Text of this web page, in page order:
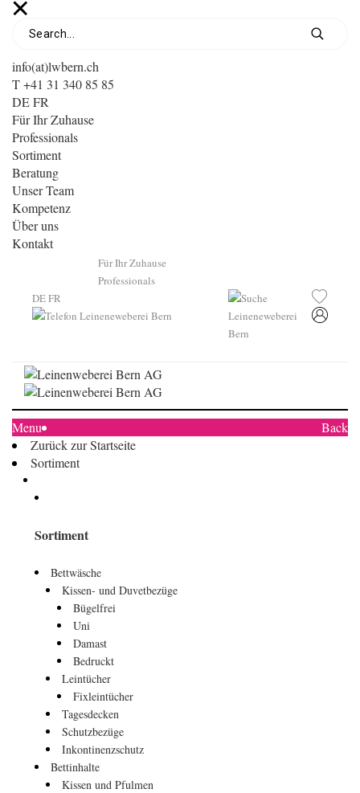
info(at)lwbern.ch
T +41 31 340 85 85
DEFR
Für Ihr Zuhause
Professionals
Sortiment
Beratung
Unser Team
Kompetenz
Über uns
Kontakt
Für Ihr Zuhause
Professionals
DEFR
Menu
Back
Zurück zur Startseite
Sortiment
Sortiment
Bettwäsche
Kissen- und Duvetbezüge
Bügelfrei
Uni
Damast
Bedruckt
Leintücher
Fixleintücher
Tagesdecken
Schutzbezüge
Inkontinenzschutz
Bettinhalte
Kissen und Pfulmen